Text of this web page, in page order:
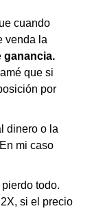
cuando
venda la
ganancia.
que si
dinero o la
mi caso
todo.
si el precio